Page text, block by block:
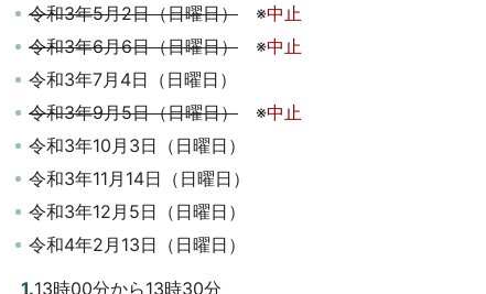
令和3年5月2日（日曜日） ※中止
令和3年6月6日（日曜日） ※中止
令和3年7月4日（日曜日）
令和3年9月5日（日曜日） ※中止
令和3年10月3日（日曜日）
令和3年11月14日（日曜日）
令和3年12月5日（日曜日）
令和4年2月13日（日曜日）
13時00分から13時30分